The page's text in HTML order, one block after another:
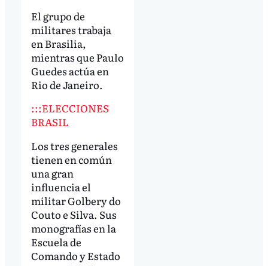
El grupo de
militares trabaja
en Brasilia,
mientras que Paulo
Guedes actúa en
Rio de Janeiro.
:::ELECCIONES
BRASIL
Los tres generales
tienen en común
una gran
influencia el
militar Golbery do
Couto e Silva. Sus
monografías en la
Escuela de
Comando y Estado